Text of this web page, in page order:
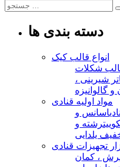
دسته بندی ها
انواع قالب کیک
شکلات
شیرینی ،
گالوانیزه
مواد اولیه قنادی
اسانس و
رشته و
یلدایی
تجهیزات قنادی
، کمان